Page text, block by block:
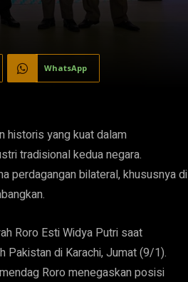
WhatsApp
historis yang kuat dalam
tradisional kedua negara.
perdagangan bilateral, khususnya di
Roro Esti Widya Putri saat
di Karachi, Jumat (9/1).
Roro menegaskan posisi